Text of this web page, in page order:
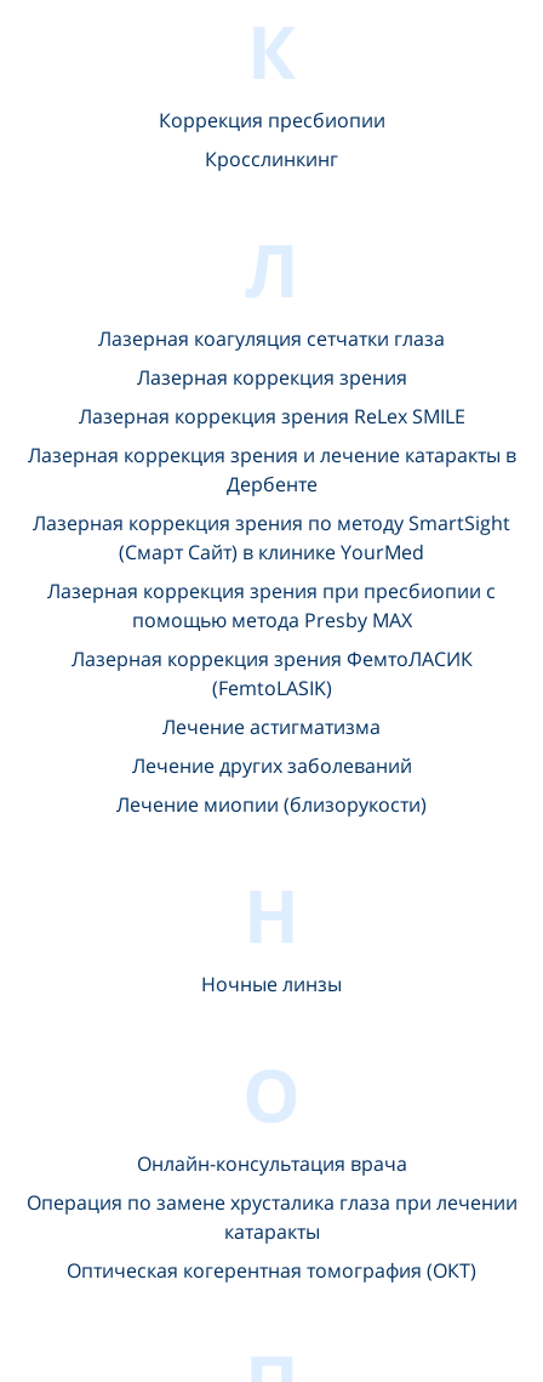
К
Коррекция пресбиопии
Кросслинкинг
Л
Лазерная коагуляция сетчатки глаза
Лазерная коррекция зрения
Лазерная коррекция зрения ReLex SMILE
Лазерная коррекция зрения и лечение катаракты в
Дербенте
Лазерная коррекция зрения по методу SmartSight
(Смарт Сайт) в клинике YourMed
Лазерная коррекция зрения при пресбиопии с
помощью метода Presby MAX
Лазерная коррекция зрения ФемтоЛАСИК
(FemtoLASIK)
Лечение астигматизма
Лечение других заболеваний
Лечение миопии (близорукости)
Н
Ночные линзы
О
Онлайн-консультация врача
Операция по замене хрусталика глаза при лечении
катаракты
Оптическая когерентная томография (ОКТ)